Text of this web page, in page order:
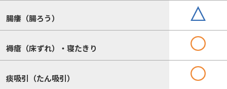
腸瘻（腸ろう）
褥瘡（床ずれ）・寝たきり
痰吸引（たん吸引）